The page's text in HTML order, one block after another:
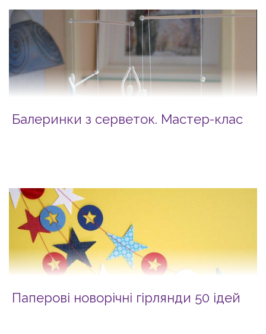
Балеринки з серветок. Мастер-клас
Паперові новорічні гірлянди 50 ідей